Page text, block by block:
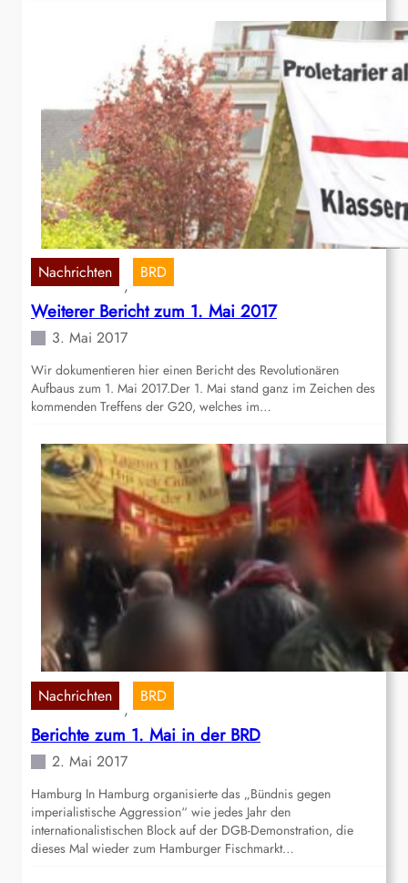
Nachrichten
,
BRD
Weiterer Bericht zum 1. Mai 2017
3. Mai 2017
Wir dokumentieren hier einen Bericht des Revolutionären
Aufbaus zum 1. Mai 2017.Der 1. Mai stand ganz im Zeichen des
kommenden Treffens der G20, welches im…
Nachrichten
,
BRD
Berichte zum 1. Mai in der BRD
2. Mai 2017
Hamburg In Hamburg organisierte das „Bündnis gegen
imperialistische Aggression“ wie jedes Jahr den
internationalistischen Block auf der DGB-Demonstration, die
dieses Mal wieder zum Hamburger Fischmarkt…